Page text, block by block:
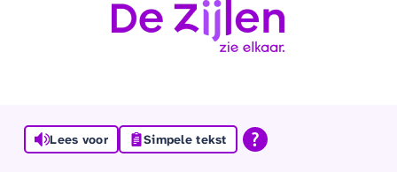
Lees voor Simpele tekst